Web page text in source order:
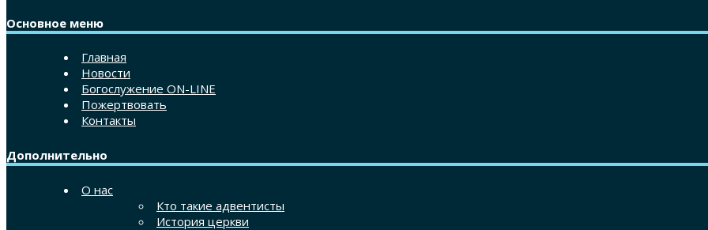
Основное меню
Главная
Новости
Богослужение ON-LINE
Пожертвовать
Контакты
Дополнительно
О нас
Кто такие адвентисты
История церкви